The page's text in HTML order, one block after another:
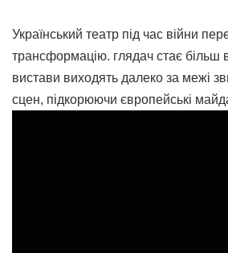
Український театр під час війни
трансформацію. глядач стає більш
вистави виходять далеко за межі
сцен, підкорюючи європейські